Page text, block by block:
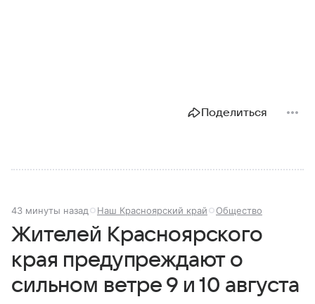
Поделиться
43 минуты назад Наш Красноярский край Общество
Жителей Красноярского
края предупреждают о
сильном ветре 9 и 10 августа